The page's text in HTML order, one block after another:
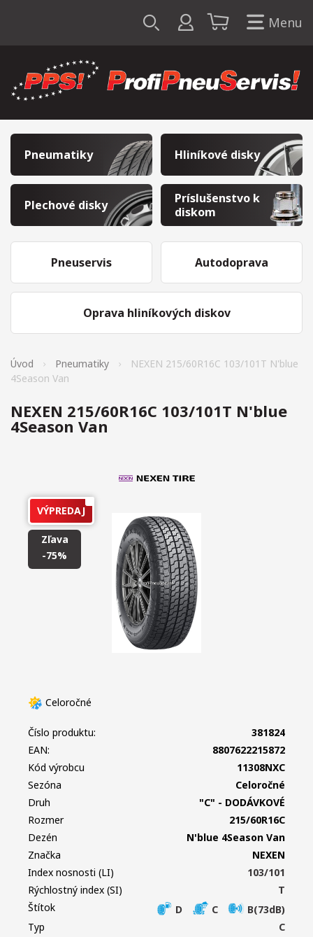
Menu
Pneumatiky Hliníkové disky
Plechové disky
Príslušenstvo k
diskom
Pneuservis
Oprava hliníkových diskov
Autodoprava
Úvod Pneumatiky
NEXEN 215/60R16C 103/101T N'blue
4Season Van
NEXEN 215/60R16C 103/101T N'blue
4Season Van
VÝPREDAJ
Zľava
-75%
Celoročné
Číslo produktu:
381824
EAN:
8807622215872
Kód výrobcu
11308NXC
Sezóna
Celoročné
Druh
"C" - DODÁVKOVÉ
Rozmer
215/60R16C
Dezén
N'blue 4Season Van
Značka
NEXEN
Index nosnosti (LI)
103/101
Rýchlostný index (SI)
T
Štítok
D C
B(73dB)
Typ
C